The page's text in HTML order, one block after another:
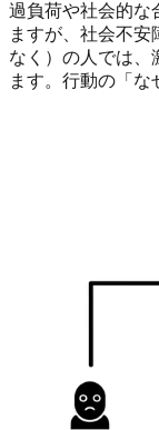
過負荷や社会的な
ますが、社会不
なく）の人では、
ます。行動の「な